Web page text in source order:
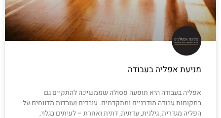
מניעת אפליה בעבודה
אפליה בעבודה היא תופעה פסולה שממשיכה להתקיים גם
במקומות עבודה מודרניים ומתקדמים. עובדים ועובדות מדווחים על
הפליה מגדרית, גילנית, עדתית, דתית ואחרת – לעיתים בגלוי,